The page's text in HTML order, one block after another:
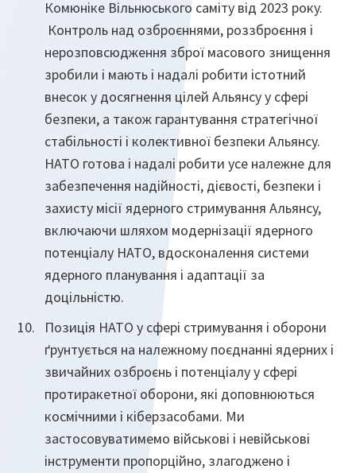
Комюніке Вільнюського саміту від 2023 року.
Контроль над озброєннями, роззброєння і
нерозповсюдження зброї масового знищення
зробили і мають і надалі робити істотний
внесок у досягнення цілей Альянсу у сфері
безпеки, а також гарантування стратегічної
стабільності і колективної безпеки Альянсу.
НАТО готова і надалі робити усе належне для
забезпечення надійності, дієвості, безпеки і
захисту місії ядерного стримування Альянсу,
включаючи шляхом модернізації ядерного
потенціалу НАТО, вдосконалення системи
ядерного планування і адаптації за
доцільністю.
Позиція НАТО у сфері стримування і оборони
ґрунтується на належному поєднанні ядерних і
звичайних озброєнь і потенціалу у сфері
протиракетної оборони, які доповнюються
космічними і кіберзасобами. Ми
застосовуватимемо військові і невійськові
інструменти пропорційно, злагоджено і